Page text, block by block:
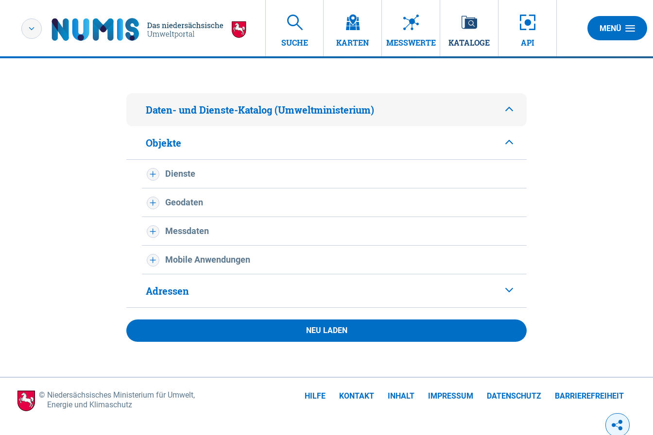
SUCHE KARTEN MESSWERTE KATALOGE API
MENÜ
Daten- und Dienste-Katalog (Umweltministerium)
Objekte
Dienste
Geodaten
Messdaten
Mobile Anwendungen
Adressen
NEU LADEN
Niedersächsisches Ministerium für Umwelt,
Energie und Klimaschutz
HILFE KONTAKT INHALT IMPRESSUM DATENSCHUTZ BARRIEREFREIHEIT